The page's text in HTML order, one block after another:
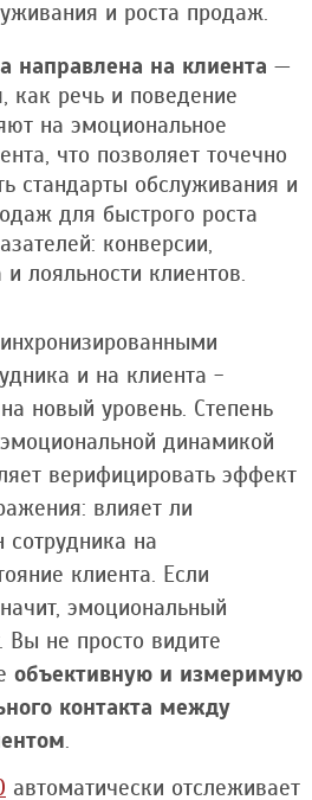
и роста продаж.
направлена на клиента —
как речь и поведение
на эмоциональное
что позволяет точечно
стандарты обслуживания и
для быстрого роста
конверсии,
лояльности клиентов.
и на клиента -
новый уровень. Степень
динамикой
верифицировать эффект
влияет ли
на
клиента. Если
эмоциональный
Вы не просто видите
объективную и измеримую
контакта между
.
автоматически отслеживает